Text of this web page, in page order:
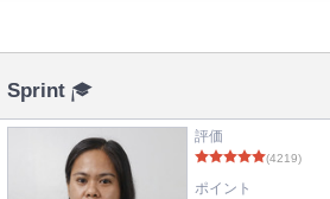
Sprint
評価
(4219)
ポイント